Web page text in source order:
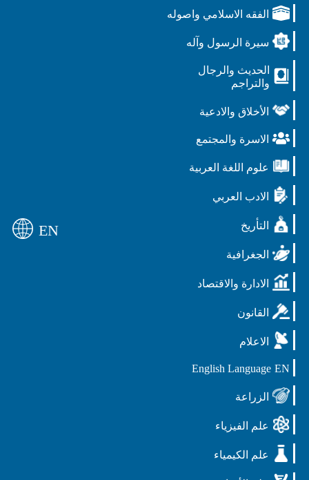
الفقه الاسلامي واصوله
سيرة الرسول وآله
الحديث والرجال
والتراجم
الأخلاق والادعية
الاسرة والمجتمع
علوم اللغة العربية
الادب العربي
التأريخ
الجغرافية
الادارة والاقتصاد
القانون
الاعلام
EN
English Language
الزراعة
علم الفيزياء
علم الكيمياء
EN